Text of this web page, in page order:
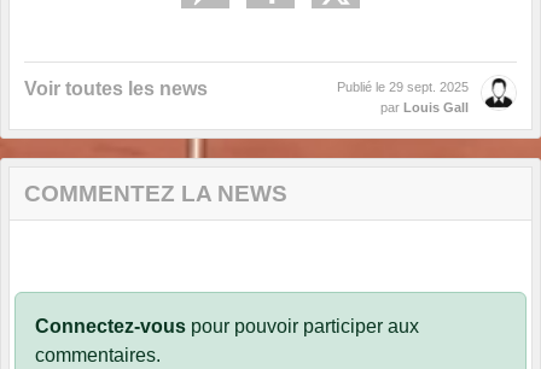
Voir toutes les news Publié le 29 sept. 2025
par Louis Gall
COMMENTEZ LA NEWS
Connectez-vous pour pouvoir participer aux
commentaires.